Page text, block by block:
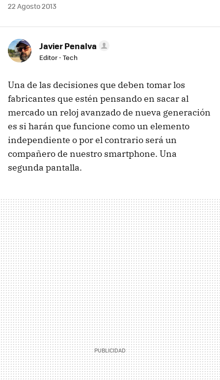
22 Agosto 2013
Javier Penalva
Editor - Tech
Una de las decisiones que deben tomar los
fabricantes que estén pensando en sacar al
mercado un reloj avanzado de nueva generación
es si harán que funcione como un elemento
independiente o por el contrario será un
compañero de nuestro smartphone. Una
segunda pantalla.